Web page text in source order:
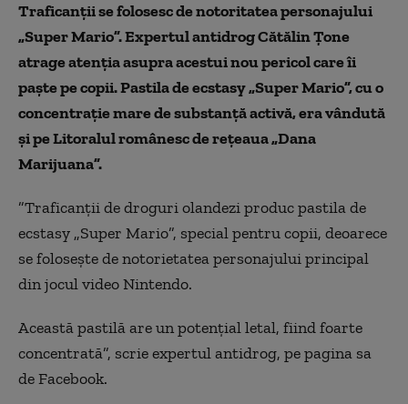
Traficanții se folosesc de notoritatea personajului
„Super Mario”. Expertul antidrog Cătălin Țone
atrage atenția asupra acestui nou pericol care îi
paște pe copii. Pastila de ecstasy „Super Mario”, cu o
concentrație mare de substanță activă, era vândută
și pe Litoralul românesc de rețeaua „Dana
Marijuana”.
”Traficanții de droguri olandezi produc pastila de
ecstasy „Super Mario”, special pentru copii, deoarece
se folosește de notorietatea personajului principal
din jocul video Nintendo.
Această pastilă are un potențial letal, fiind foarte
concentrată”, scrie expertul antidrog, pe pagina sa
de Facebook.